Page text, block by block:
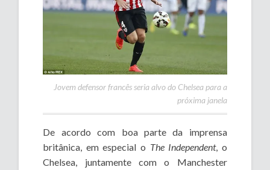
Jovem defensor francês seria alvo do Chelsea para a
próxima janela
De acordo com boa parte da imprensa
britânica, em especial o The Independent, o
Chelsea, juntamente com o Manchester